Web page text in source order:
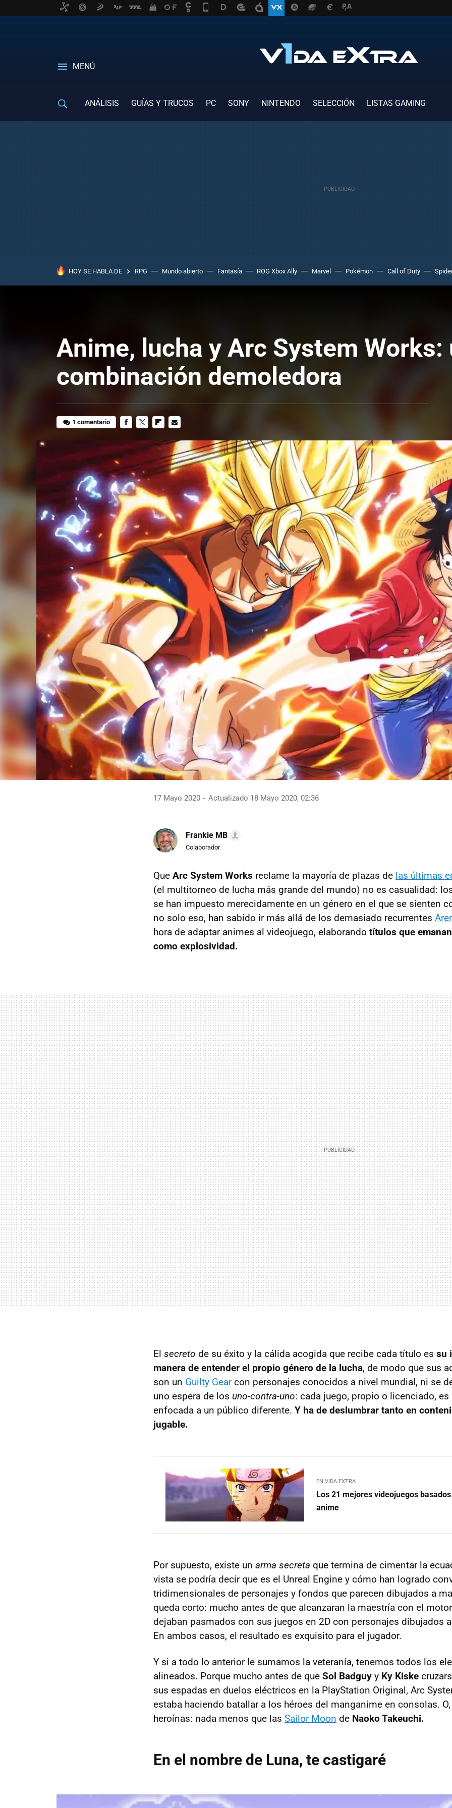
MENÚ
ANÁLISIS GUÍAS Y TRUCOS PC SONY NINTENDO SELECCIÓN LISTAS GAMING
HOY SE HABLA DE RPG Mundo abierto Fantasía ROG Xbox Ally Marvel Pokémon Call of Duty
Anime, lucha y Arc System Works:
combinación demoledora
1 comentario
MAIL
17 Mayo 2020 Actualizado 18 Mayo 2020, 02:36
Frankie MB
Colaborador
Que Arc System Works reclame la mayoría de plazas de las últimas
(el multitorneo de lucha más grande del mundo) no es casualidad:
se han impuesto merecidamente en un género en el que se sienten
no solo eso, han sabido ir más allá de los demasiado recurrentes
hora de adaptar animes al videojuego, elaborando títulos que
como explosividad.
El secreto de su éxito y la cálida acogida que recibe cada título es su
manera de entender el propio género de la lucha, de modo que sus
son un Guilty Gearcon personajes conocidos a nivel mundial, ni se
uno espera de los uno-contra-uno: cada juego, propio o licenciado, es
enfocada a un público diferente. Y ha de deslumbrar tanto en
jugable.
EN VIDA EXTRA
Los 21 mejores videojuegos
anime
Por supuesto, existe un arma secreta que termina de cimentar la
vista se podría decir que es el Unreal Engine y cómo han logrado
tridimensionales de personajes y fondos que parecen dibujados a
queda corto: mucho antes de que alcanzaran la maestría con el
dejaban pasmados con sus juegos en 2D con personajes dibujados
En ambos casos, el resultado es exquisito para el jugador.
Y si a todo lo anterior le sumamos la veteranía, tenemos todos los
alineados. Porque mucho antes de que Sol Badguy y Ky Kiske
sus espadas en duelos eléctricos en la PlayStation Original, Arc
estaba haciendo batallar a los héroes del manganime en consolas.
heroínas: nada menos que las Sailor Moon de Naoko Takeuchi.
En el nombre de Luna, te castigaré